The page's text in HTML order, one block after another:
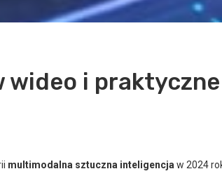
wideo i praktyczne
multimodalna sztuczna inteligencja w 2024